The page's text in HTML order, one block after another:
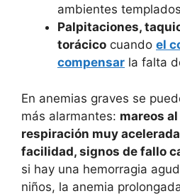
ambientes
Palpitaciones,
torácico cuando el
compensar la falta
En anemias graves se
más alarmantes: mareos
respiración muy
facilidad, signos de fallo
si hay una hemorragia
niños, la anemia